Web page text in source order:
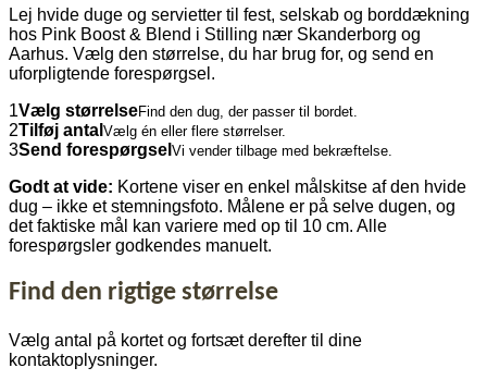
Lej hvide duge og servietter til fest, selskab og borddækning
hos Pink Boost & Blend i Stilling nær Skanderborg og
Aarhus. Vælg den størrelse, du har brug for, og send en
uforpligtende forespørgsel.
1Vælg størrelseFind den dug, der passer til bordet.
2Tilføj antal Vælg én eller flere størrelser.
3Send forespørgsel Vi vender tilbage med bekræftelse.
Godt at vide: Kortene viser en enkel målskitse af den hvide
dug – ikke et stemningsfoto. Målene er på selve dugen, og
det faktiske mål kan variere med op til 10 cm. Alle
forespørgsler godkendes manuelt.
Find den rigtige størrelse
Vælg antal på kortet og fortsæt derefter til dine
kontaktoplysninger.